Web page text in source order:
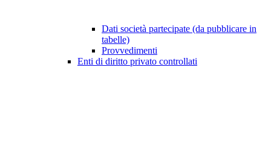
Dati società partecipate (da pubblicare in
tabelle)
Provvedimenti
Enti di diritto privato controllati